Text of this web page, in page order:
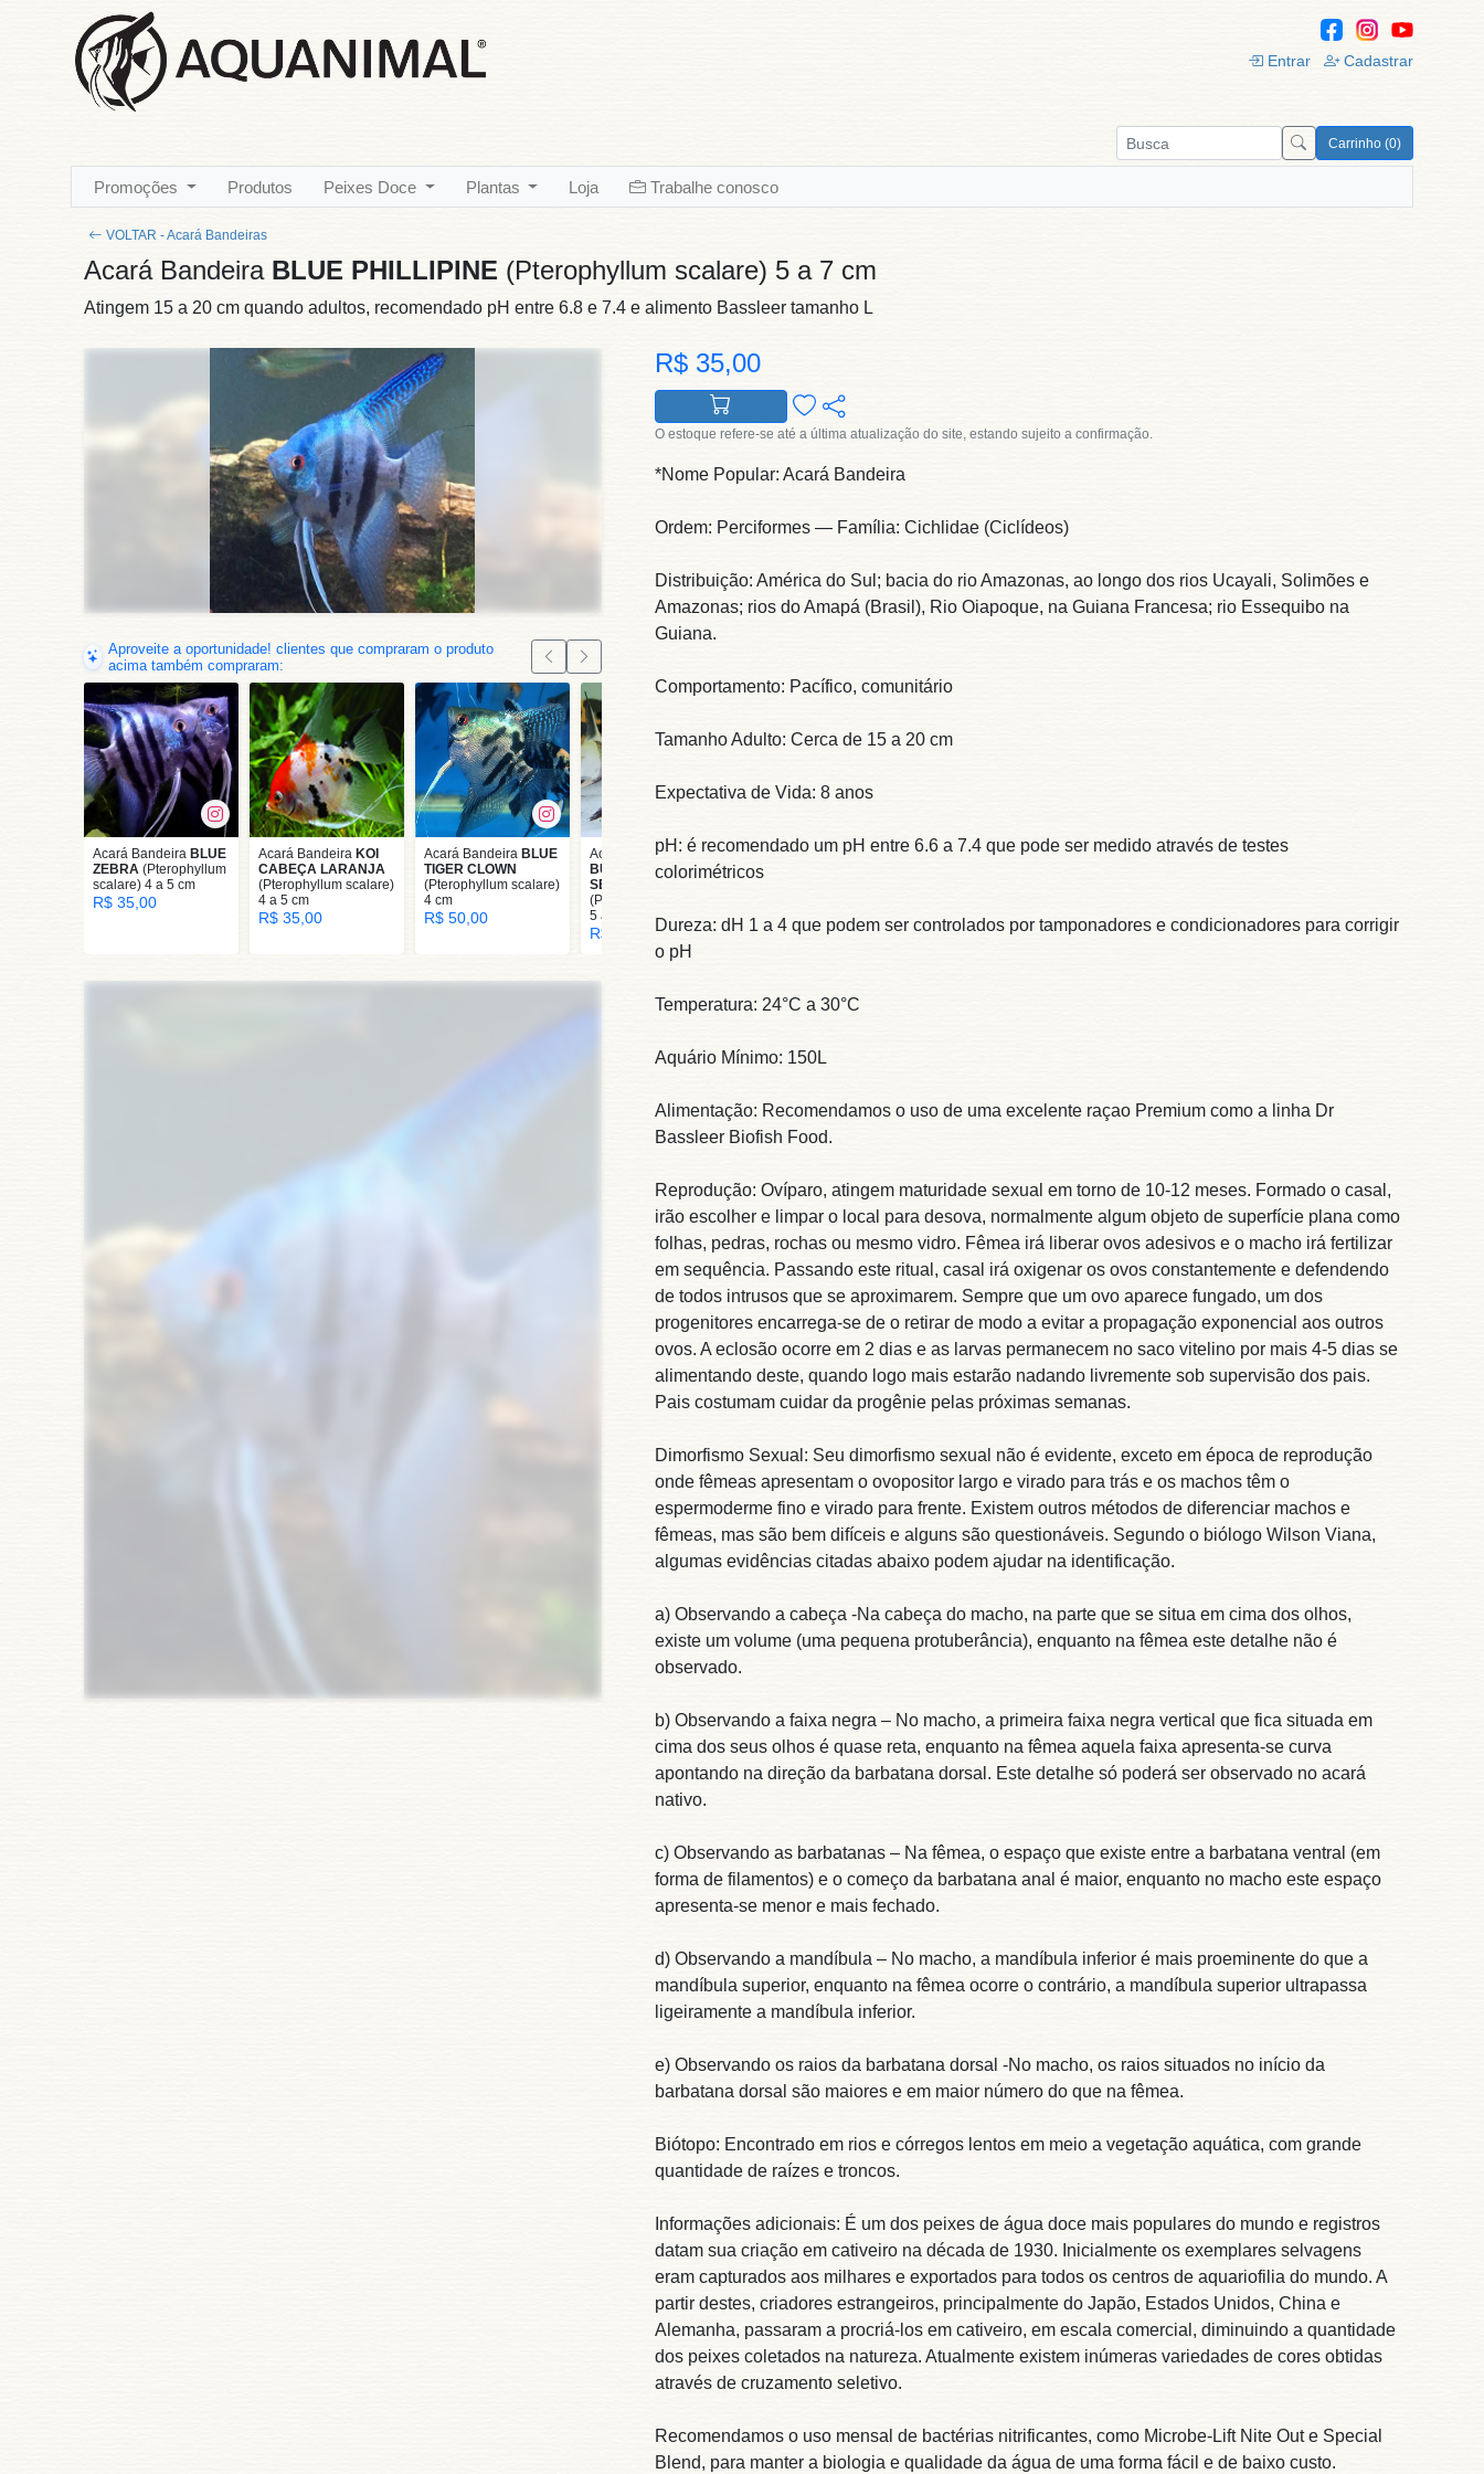
Entrar Cadastrar
Carrinho (0)
Promoções Produtos Peixes Doce Plantas Loja Trabalhe conosco
VOLTAR - Acará Bandeiras
Acará Bandeira BLUE PHILLIPINE (Pterophyllum scalare) 5 a 7 cm
Atingem 15 a 20 cm quando adultos, recomendado pH entre 6.8 e 7.4 e alimento Bassleer tamanho L
Aproveite a oportunidade! clientes que compraram o produto
acima também compraram:
Acará Bandeira BLUE
ZEBRA (Pterophyllum
scalare) 4 a 5 cm
R$ 35,00
Acará Bandeira KOI
CABEÇA LARANJA
(Pterophyllum scalare)
4 a 5 cm
R$ 35,00
Acará Bandeira BLUE
TIGER CLOWN
(Pterophyllum scalare)
4 cm
R$ 50,00
Acará Bandeira
BULGARIAN GREEN
SEAL POINT
(Pterophyllum scalare)
5 a 6 cm
R$ 50,00
Botia DWARF SIAM
(Yasuhikotakia
R$ 197,00
R$ 35,00
O estoque refere-se até a última atualização do site, estando sujeito a confirmação.
*Nome Popular: Acará Bandeira
Ordem: Perciformes — Família: Cichlidae (Ciclídeos)
Distribuição: América do Sul; bacia do rio Amazonas, ao longo dos rios Ucayali, Solimões e
Amazonas; rios do Amapá (Brasil), Rio Oiapoque, na Guiana Francesa; rio Essequibo na
Guiana.
Comportamento: Pacífico, comunitário
Tamanho Adulto: Cerca de 15 a 20 cm
Expectativa de Vida: 8 anos
pH: é recomendado um pH entre 6.6 a 7.4 que pode ser medido através de testes
colorimétricos
Dureza: dH 1 a 4 que podem ser controlados por tamponadores e condicionadores para corrigir
o pH
Temperatura: 24°C a 30°C
Aquário Mínimo: 150L
Alimentação: Recomendamos o uso de uma excelente raçao Premium como a linha Dr
Bassleer Biofish Food.
Reprodução: Ovíparo, atingem maturidade sexual em torno de 10-12 meses. Formado o casal,
irão escolher e limpar o local para desova, normalmente algum objeto de superfície plana como
folhas, pedras, rochas ou mesmo vidro. Fêmea irá liberar ovos adesivos e o macho irá fertilizar
em sequência. Passando este ritual, casal irá oxigenar os ovos constantemente e defendendo
de todos intrusos que se aproximarem. Sempre que um ovo aparece fungado, um dos
progenitores encarrega-se de o retirar de modo a evitar a propagação exponencial aos outros
ovos. A eclosão ocorre em 2 dias e as larvas permanecem no saco vitelino por mais 4-5 dias se
alimentando deste, quando logo mais estarão nadando livremente sob supervisão dos pais.
Pais costumam cuidar da progênie pelas próximas semanas.
Dimorfismo Sexual: Seu dimorfismo sexual não é evidente, exceto em época de reprodução
onde fêmeas apresentam o ovopositor largo e virado para trás e os machos têm o
espermoderme fino e virado para frente. Existem outros métodos de diferenciar machos e
fêmeas, mas são bem difíceis e alguns são questionáveis. Segundo o biólogo Wilson Viana,
algumas evidências citadas abaixo podem ajudar na identificação.
a) Observando a cabeça -Na cabeça do macho, na parte que se situa em cima dos olhos,
existe um volume (uma pequena protuberância), enquanto na fêmea este detalhe não é
observado.
b) Observando a faixa negra – No macho, a primeira faixa negra vertical que fica situada em
cima dos seus olhos é quase reta, enquanto na fêmea aquela faixa apresenta-se curva
apontando na direção da barbatana dorsal. Este detalhe só poderá ser observado no acará
nativo.
c) Observando as barbatanas – Na fêmea, o espaço que existe entre a barbatana ventral (em
forma de filamentos) e o começo da barbatana anal é maior, enquanto no macho este espaço
apresenta-se menor e mais fechado.
d) Observando a mandíbula – No macho, a mandíbula inferior é mais proeminente do que a
mandíbula superior, enquanto na fêmea ocorre o contrário, a mandíbula superior ultrapassa
ligeiramente a mandíbula inferior.
e) Observando os raios da barbatana dorsal -No macho, os raios situados no início da
barbatana dorsal são maiores e em maior número do que na fêmea.
Biótopo: Encontrado em rios e córregos lentos em meio a vegetação aquática, com grande
quantidade de raízes e troncos.
Informações adicionais: É um dos peixes de água doce mais populares do mundo e registros
datam sua criação em cativeiro na década de 1930. Inicialmente os exemplares selvagens
eram capturados aos milhares e exportados para todos os centros de aquariofilia do mundo. A
partir destes, criadores estrangeiros, principalmente do Japão, Estados Unidos, China e
Alemanha, passaram a procriá-los em cativeiro, em escala comercial, diminuindo a quantidade
dos peixes coletados na natureza. Atualmente existem inúmeras variedades de cores obtidas
através de cruzamento seletivo.
Recomendamos o uso mensal de bactérias nitrificantes, como Microbe-Lift Nite Out e Special
Blend, para manter a biologia e qualidade da água de uma forma fácil e de baixo custo.